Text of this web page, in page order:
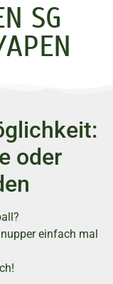
SG
oder
einfach mal